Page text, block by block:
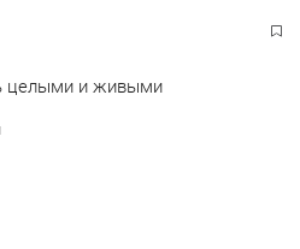
целыми и живыми